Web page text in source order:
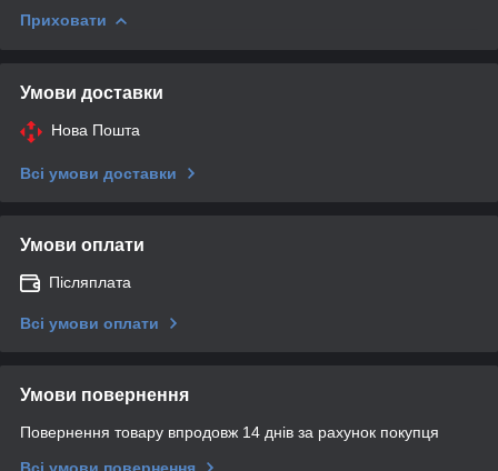
Приховати
Умови доставки
Нова Пошта
Всі умови доставки
Умови оплати
Післяплата
Всі умови оплати
Умови повернення
Повернення товару впродовж 14 днів за рахунок покупця